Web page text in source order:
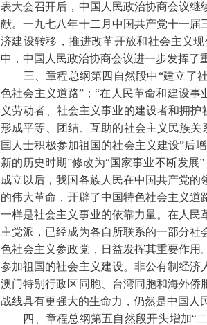
表大会召开后，中国人民政治协商会议
献。一九七八年十二月中国共产党十一
济建设转移，推进改革开放和社会主义
中，中国人民政治协商会议进一步发挥了
三、章程总纲第四自然段中“建立了社
色社会主义道路”；“在人民革命和建设
义劳动者、社会主义事业的建设者和拥
形成平等、团结、互助的社会主义民族关
国人士积极参加祖国的社会主义建设”后
新的历史时期”修改为“国家事业不断发展
成立以后，我国各族人民在中国共产党
的伟大革命，开辟了中国特色社会主义
一样是社会主义事业的依靠力量。在人
主党派，已经成为各自所联系的一部分
色社会主义参政党，日益发挥其重要作
参加祖国的社会主义建设。非公有制经
澳门特别行政区同胞、台湾同胞和海外
战线具有更强大的生命力，仍然是中国人
四、章程总纲第五自然段开头增加“二